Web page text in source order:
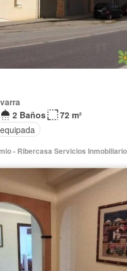
2 Baños
72 m²
- Ribercasa Servicios